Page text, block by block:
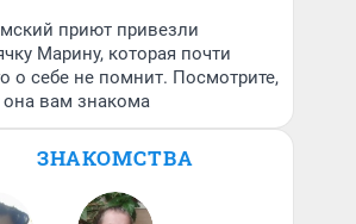
приют привезли
Марину, которая почти
о себе не помнит. Посмотрите,
она вам знакома
ЗНАКОМСТВА